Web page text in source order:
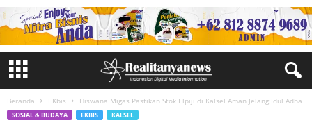
Beranda EKbis Hiswana Migas Pastikan Stok Elpiji di Kalsel Aman Jelang Idul Adha
SOSIAL & BUDAYA EKBIS KALSEL